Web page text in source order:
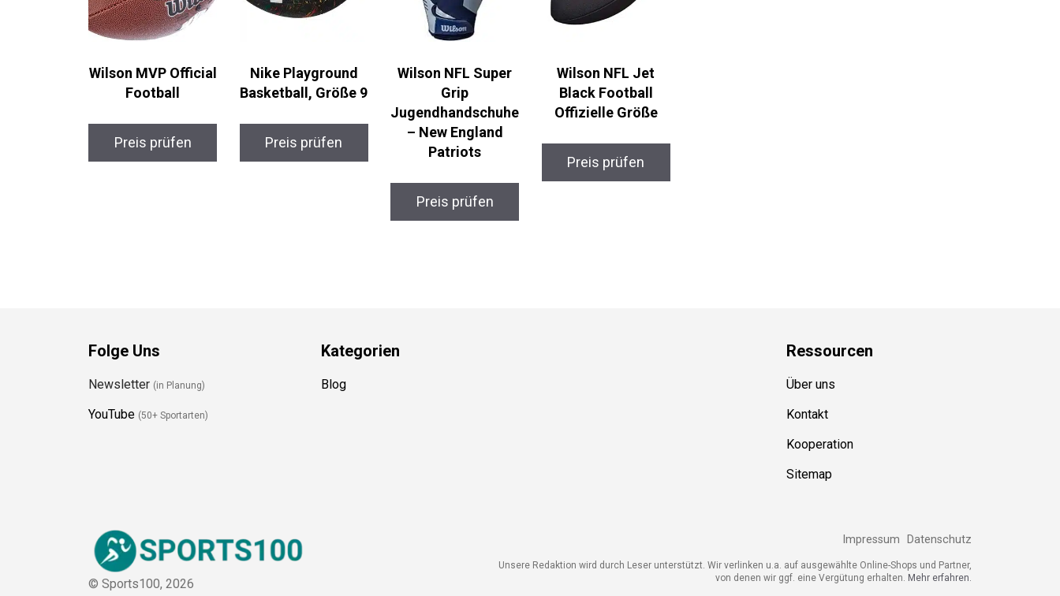
Wilson MVP Official
Football
Preis prüfen
Nike Playground
Basketball, Größe 9
Preis prüfen
Wilson NFL Super
Grip
Jugendhandschuhe
– New England
Patriots
Preis prüfen
Wilson NFL Jet
Black Football
Offizielle Größe
Preis prüfen
Folge Uns
Newsletter (in Planung)
YouTube (50+ Sportarten)
Kategorien
Blog
Ressourcen
Über uns
Kontakt
Kooperation
Sitemap
© Sports100, 2026
Impressum Datenschutz
Unsere Redaktion wird durch Leser unterstützt. Wir verlinken u.a. auf ausgewählte Online-Shops und Partner,
von denen wir ggf. eine Vergütung erhalten. Mehr erfahren.